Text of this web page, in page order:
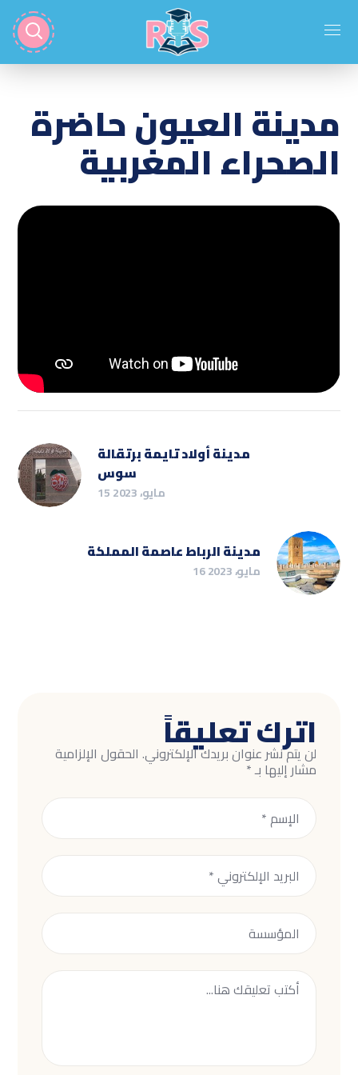
مدينة العيون حاضرة
الصحراء المغربية
مدينة أولاد تايمة برتقالة
سوس
15 مايو، 2023
مدينة الرباط عاصمة المملكة
16 مايو، 2023
اترك تعليقاً
لن يتم نشر عنوان بريدك الإلكتروني. الحقول الإلزامية
مشار إليها بـ*